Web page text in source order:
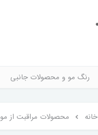
رنگ مو و محصولات جانبی
خانه محصولات مراقبت از مو